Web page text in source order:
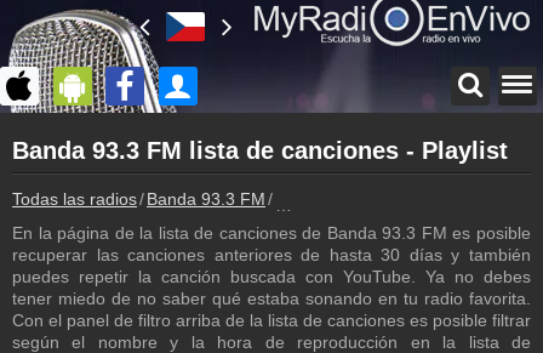
myradioenvivo.mx
Banda 93.3 FM
Atrás a la página de Banda 93.3 FM
Inicio de sesión
¡Crea una cuenta propia!
Podcast
Programa anterior de Banda 93.3 FM
Banda 93.3 FM lista de canciones - Playlist
Todas las radios Banda 93.3 FM
En la página de la lista de canciones de Banda 93.3 FM es posible
recuperar las canciones anteriores de hasta 30 días y también
puedes repetir la canción buscada con YouTube. Ya no debes
tener miedo de no saber qué estaba sonando en tu radio favorita.
Con el panel de filtro arriba de la lista de canciones es posible filtrar
según el nombre y la hora de reproducción en la lista de